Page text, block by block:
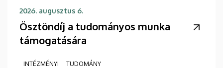
2026. augusztus 6.
Ösztöndíj a tudományos munka
támogatására
INTÉZMÉNYI TUDOMÁNY